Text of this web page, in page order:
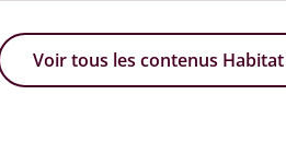
Voir tous les contenus